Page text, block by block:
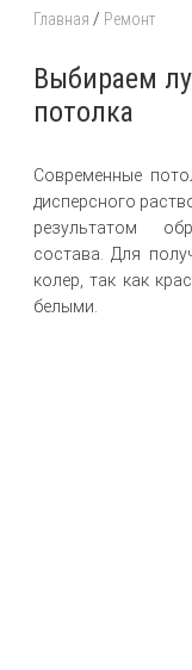
Главная / Ремонт
Выбираем
потолка
Современные
дисперсного
результатом
состава. Для
колер, так как
белыми.